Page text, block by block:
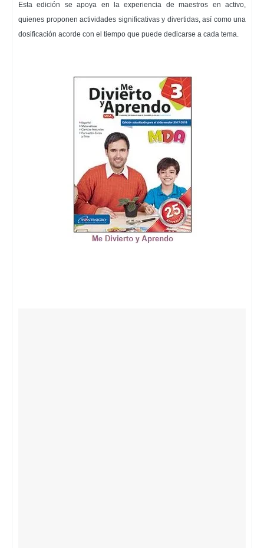
Esta edición se apoya en la experiencia de maestros en activo,
quienes proponen actividades significativas y divertidas, así como una
dosificación acorde con el tiempo que puede dedicarse a cada tema.